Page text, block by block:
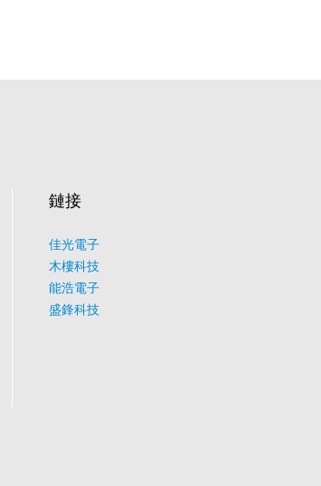
鏈接
佳光電子
木樓科技
能浩電子
盛鋒科技